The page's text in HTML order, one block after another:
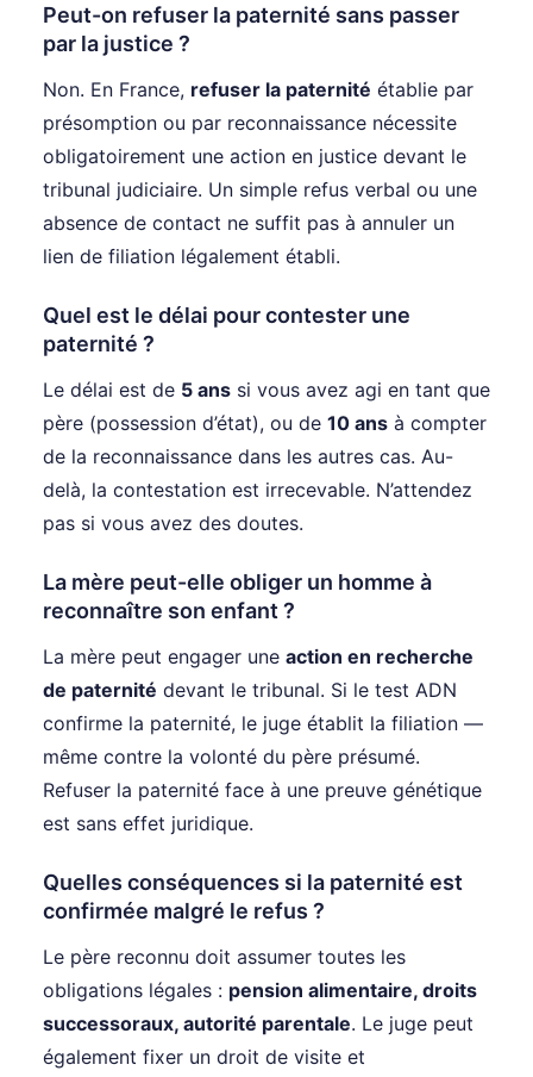
Peut-on refuser la paternité sans passer
par la justice ?
Non. En France, refuser la paternité établie par
présomption ou par reconnaissance nécessite
obligatoirement une action en justice devant le
tribunal judiciaire. Un simple refus verbal ou une
absence de contact ne suffit pas à annuler un
lien de filiation légalement établi.
Quel est le délai pour contester une
paternité ?
Le délai est de 5 ans si vous avez agi en tant que
père (possession d’état), ou de 10 ans à compter
de la reconnaissance dans les autres cas. Au-
delà, la contestation est irrecevable. N’attendez
pas si vous avez des doutes.
La mère peut-elle obliger un homme à
reconnaître son enfant ?
La mère peut engager une action en recherche
de paternité devant le tribunal. Si le test ADN
confirme la paternité, le juge établit la filiation —
même contre la volonté du père présumé.
Refuser la paternité face à une preuve génétique
est sans effet juridique.
Quelles conséquences si la paternité est
confirmée malgré le refus ?
Le père reconnu doit assumer toutes les
obligations légales : pension alimentaire, droits
successoraux, autorité parentale. Le juge peut
également fixer un droit de visite et